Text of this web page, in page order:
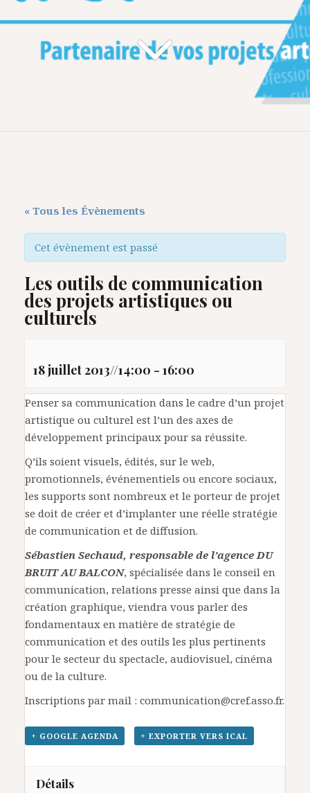
« Tous les Évènements
Cet évènement est passé
Les outils de communication
des projets artistiques ou
culturels
18 juillet 2013//14:00 - 16:00
Penser sa communication dans le cadre d’un projet
artistique ou culturel est l’un des axes de
développement principaux pour sa réussite.
Q’ils soient visuels, édités, sur le web,
promotionnels, événementiels ou encore sociaux,
les supports sont nombreux et le porteur de projet
se doit de créer et d’implanter une réelle stratégie
de communication et de diffusion.
Sébastien Sechaud, responsable de l’agence DU
BRUIT AU BALCON, spécialisée dans le conseil en
communication, relations presse ainsi que dans la
création graphique, viendra vous parler des
fondamentaux en matière de stratégie de
communication et des outils les plus pertinents
pour le secteur du spectacle, audiovisuel, cinéma
ou de la culture.
Inscriptions par mail : communication@cref.asso.fr.
+ GOOGLE AGENDA + EXPORTER VERS ICAL
Détails